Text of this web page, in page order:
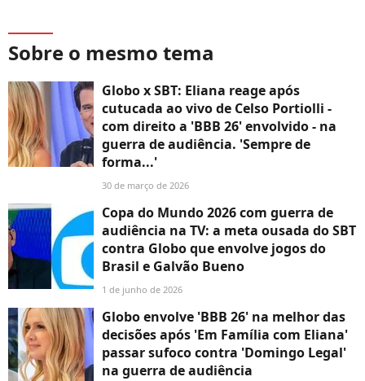
Sobre o mesmo tema
Globo x SBT: Eliana reage após
cutucada ao vivo de Celso Portiolli -
com direito a 'BBB 26' envolvido - na
guerra de audiência. 'Sempre de
forma...'
30 de março de 2026
Copa do Mundo 2026 com guerra de
audiência na TV: a meta ousada do SBT
contra Globo que envolve jogos do
Brasil e Galvão Bueno
1 de junho de 2026
Globo envolve 'BBB 26' na melhor das
decisões após 'Em Família com Eliana'
passar sufoco contra 'Domingo Legal'
na guerra de audiência